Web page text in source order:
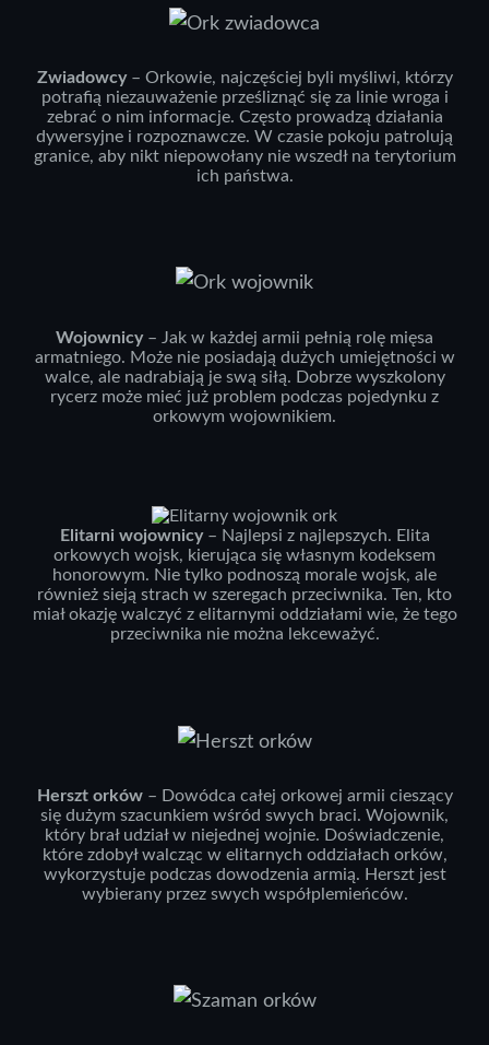
Zwiadowcy– Orkowie, najczęściej byli myśliwi, którzy
potrafią niezauważenie prześliznąć się za linie wroga i
zebrać o nim informacje. Często prowadzą działania
dywersyjne i rozpoznawcze. W czasie pokoju patrolują
granice, aby nikt niepowołany nie wszedł na terytorium
ich państwa.
Wojownicy– Jak w każdej armii pełnią rolę mięsa
armatniego. Może nie posiadają dużych umiejętności w
walce, ale nadrabiają je swą siłą. Dobrze wyszkolony
rycerz może mieć już problem podczas pojedynku z
orkowym wojownikiem.
Elitarni wojownicy– Najlepsi z najlepszych. Elita
orkowych wojsk, kierująca się własnym kodeksem
honorowym. Nie tylko podnoszą morale wojsk, ale
również sieją strach w szeregach przeciwnika. Ten, kto
miał okazję walczyć z elitarnymi oddziałami wie, że tego
przeciwnika nie można lekceważyć.
Herszt orków– Dowódca całej orkowej armii cieszący
się dużym szacunkiem wśród swych braci. Wojownik,
który brał udział w niejednej wojnie. Doświadczenie,
które zdobył walcząc w elitarnych oddziałach orków,
wykorzystuje podczas dowodzenia armią. Herszt jest
wybierany przez swych współplemieńców.